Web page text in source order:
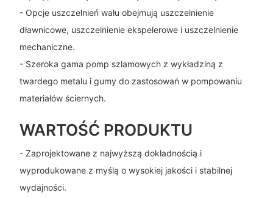
- Opcje uszczelnień wału obejmują uszczelnienie
dławnicowe, uszczelnienie ekspelerowe i uszczelnienie
mechaniczne.
- Szeroka gama pomp szlamowych z wykładziną z
twardego metalu i gumy do zastosowań w pompowaniu
materiałów ściernych.
WARTOŚĆ PRODUKTU
- Zaprojektowane z najwyższą dokładnością i
wyprodukowane z myślą o wysokiej jakości i stabilnej
wydajności.